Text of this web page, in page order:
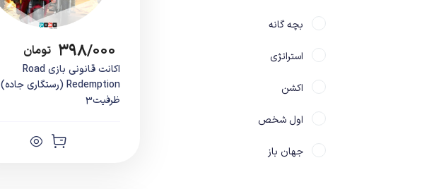
بچه گانه
استراتژی
اکشن
اول شخص
جهان باز
۳۹۸/۰۰۰ تومان
اکانت قانونی بازی Road
Redemption (رستگاری جاده)
ظرفیت3